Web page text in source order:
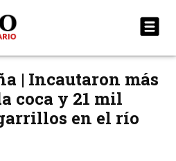
| Incautaron más
coca y 21 mil
en el río